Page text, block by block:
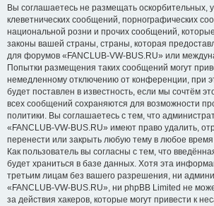
Вы соглашаетесь не размещать оскорбительных,
клеветнических сообщений, порнографических
национальной розни и прочих сообщений,
законы вашей страны, страны, которая
для форумов «FANCLUB-VW-BUS.RU» или
Попытки размещения таких сообщений могут
немедленному отключению от конференции, при
будет поставлен в известность, если мы сочтём
всех сообщений сохраняются для возможности
политики. Вы соглашаетесь с тем, что
«FANCLUB-VW-BUS.RU» имеют право удалить,
перенести или закрыть любую тему в любое
Как пользователь вы согласны с тем, что
будет храниться в базе данных. Хотя эта
третьим лицам без вашего разрешения, ни
«FANCLUB-VW-BUS.RU», ни phpBB Limited не
за действия хакеров, которые могут привести к